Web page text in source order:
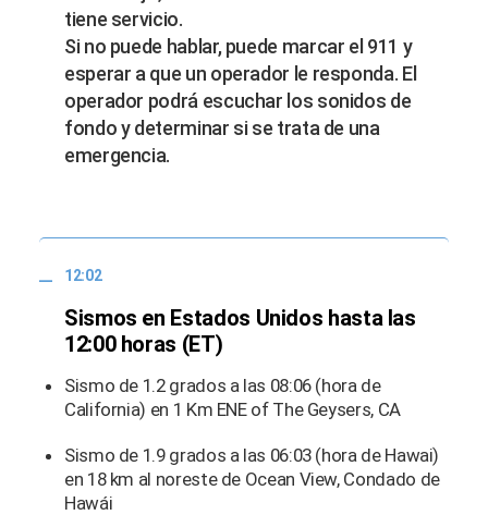
tiene servicio.
Si no puede hablar, puede marcar el 911 y
esperar a que un operador le responda. El
operador podrá escuchar los sonidos de
fondo y determinar si se trata de una
emergencia.
12:02
Sismos en Estados Unidos hasta las
12:00 horas (ET)
Sismo de 1.2 grados a las 08:06 (hora de
California) en 1 Km ENE of The Geysers, CA
Sismo de 1.9 grados a las 06:03 (hora de Hawai)
en 18 km al noreste de Ocean View, Condado de
Hawái